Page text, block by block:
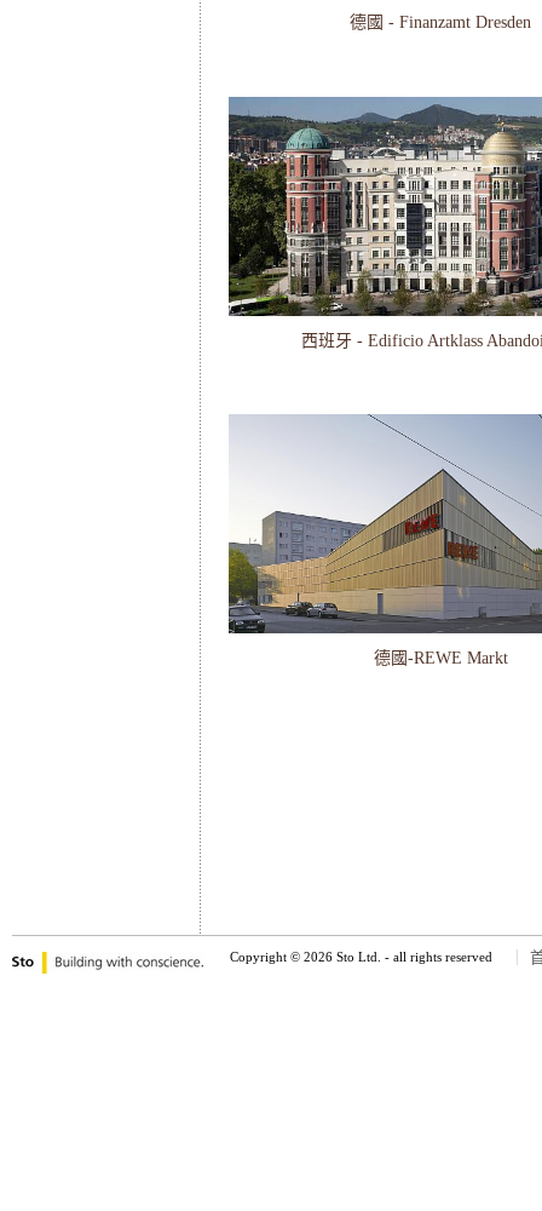
德國 - Finanzamt Dresden
西班牙 - Edificio Artklass
德國-REWE Markt
Copyright © 2026 Sto Ltd. - all rights reserved